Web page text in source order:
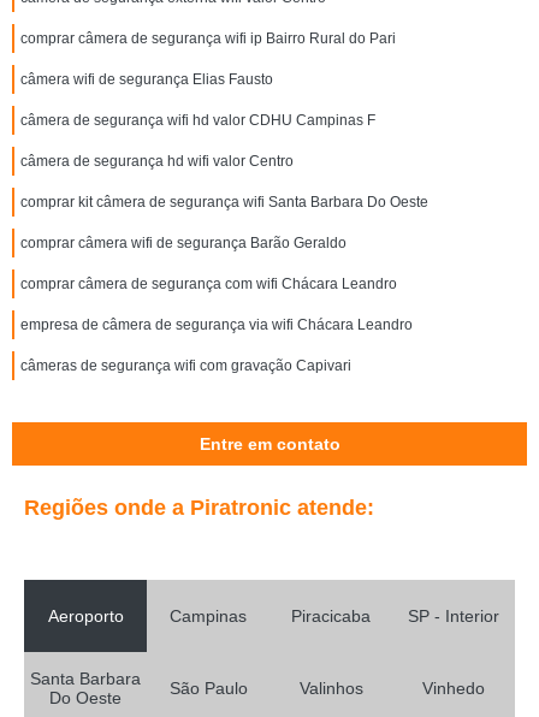
comprar câmera de segurança wifi ip Bairro Rural do Pari
câmera wifi de segurança Elias Fausto
câmera de segurança wifi hd valor CDHU Campinas F
câmera de segurança hd wifi valor Centro
comprar kit câmera de segurança wifi Santa Barbara Do Oeste
comprar câmera wifi de segurança Barão Geraldo
comprar câmera de segurança com wifi Chácara Leandro
empresa de câmera de segurança via wifi Chácara Leandro
câmeras de segurança wifi com gravação Capivari
Entre em contato
Regiões onde a Piratronic atende:
Aeroporto Campinas Piracicaba SP - Interior
Santa Barbara
Do Oeste
São Paulo Valinhos Vinhedo